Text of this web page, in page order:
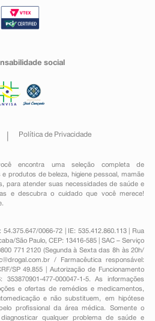
social
Política de Privacidade
encontra uma seleção completa de
e produtos de beleza, higiene pessoal ,mamãe
para atender suas necessidades de saúde e
e descubra o cuidado que você merece!
54.375.647/0066-72 | IE: 535.412.860.113 | Rua
São Paulo, CEP: 13416-585 | SAC – Serviço
771 2120 (Segunda à Sexta das 8h às 20h/
/ Farmacêutica responsável:
SP 49.855 | Autorização de Funcionamento
477-000047-1-5. As informações
e ofertas de remédios e medicamentos,
e não substituem, em hipótese
profissional da área médica. Somente o
qualquer problema de saúde e